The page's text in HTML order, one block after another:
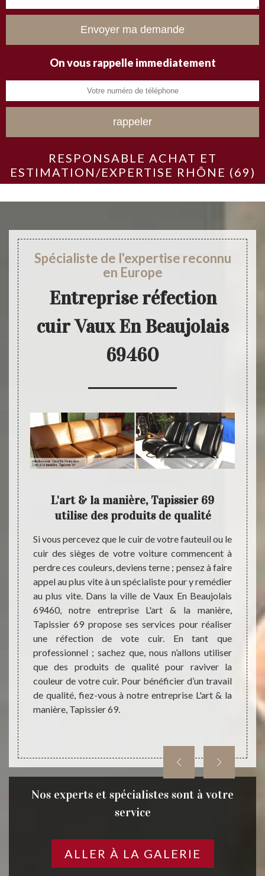
On vous rappelle immediatement
RESPONSABLE ACHAT ET
ESTIMATION/EXPERTISE RHÔNE (69)
Spécialiste de l'expertise reconnu
en Europe
Entreprise réfection
cuir Vaux En Beaujolais
69460
vous
une
le
pour
de
etc.
nos
& la
L'art & la manière, Tapissier 69
utilise des produits de qualité
Si vous percevez que le cuir de votre fauteuil ou le
cuir des sièges de votre voiture commencent à
perdre ces couleurs, deviens terne ; pensez à faire
appel au plus vite à un spécialiste pour y remédier
au plus vite. Dans la ville de Vaux En Beaujolais
69460, notre entreprise L'art & la manière,
Tapissier 69 propose ses services pour réaliser
une réfection de vote cuir. En tant que
professionnel ; sachez que, nous n’allons utiliser
que des produits de qualité pour raviver la
couleur de votre cuir. Pour bénéficier d’un travail
de qualité, fiez-vous à notre entreprise L'art & la
manière, Tapissier 69.
bien
de
Nos experts et spécialistes sont à votre
service
ALLER À LA GALERIE